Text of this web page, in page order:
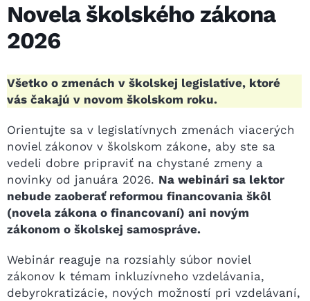
Novela školského zákona
2026
Všetko o zmenách v školskej legislatíve, ktoré
vás čakajú v novom školskom roku.
Orientujte sa v legislatívnych zmenách viacerých
noviel zákonov v školskom zákone, aby ste sa
vedeli dobre pripraviť na chystané zmeny a
novinky od januára 2026. Na webinári sa lektor
nebude zaoberať reformou financovania škôl
(novela zákona o financovaní) ani novým
zákonom o školskej samospráve.
Webinár reaguje na rozsiahly súbor noviel
zákonov k témam inkluzívneho vzdelávania,
debyrokratizácie, nových možností pri vzdelávaní,